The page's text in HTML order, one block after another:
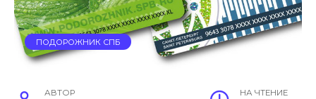
ПОДОРОЖНИК СПБ
АВТОР НА ЧТЕНИЕ